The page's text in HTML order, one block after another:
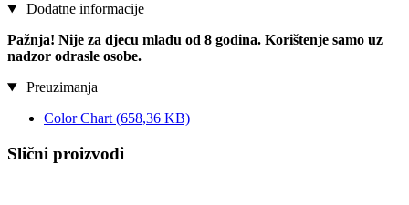
Dodatne informacije
Pažnja! Nije za djecu mlađu od 8 godina. Korištenje samo uz
nadzor odrasle osobe.
Preuzimanja
Color Chart (658,36 KB)
Slični proizvodi